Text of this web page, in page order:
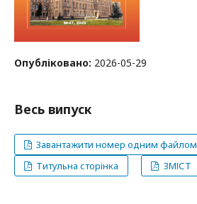
Опубліковано: 2026-05-29
Весь випуск
Завантажити номер одним файлом
Титульна сторінка
ЗМІСТ